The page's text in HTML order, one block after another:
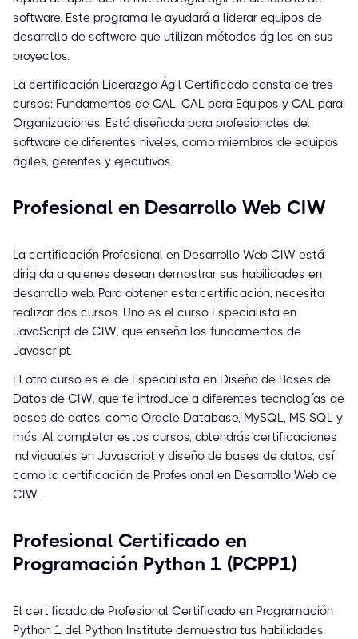
software. Este programa le ayudará a liderar equipos de
desarrollo de software que utilizan métodos ágiles en sus
proyectos.
La certificación Liderazgo Ágil Certificado consta de tres
cursos: Fundamentos de CAL, CAL para Equipos y CAL para
Organizaciones. Está diseñada para profesionales del
software de diferentes niveles, como miembros de equipos
ágiles, gerentes y ejecutivos.
Profesional en Desarrollo Web CIW
La certificación Profesional en Desarrollo Web CIW está
dirigida a quienes desean demostrar sus habilidades en
desarrollo web. Para obtener esta certificación, necesita
realizar dos cursos. Uno es el curso Especialista en
JavaScript de CIW, que enseña los fundamentos de
Javascript.
El otro curso es el de Especialista en Diseño de Bases de
Datos de CIW, que te introduce a diferentes tecnologías de
bases de datos, como Oracle Database, MySQL, MS SQL y
más. Al completar estos cursos, obtendrás certificaciones
individuales en Javascript y diseño de bases de datos, así
como la certificación de Profesional en Desarrollo Web de
CIW.
Profesional Certificado en
Programación Python 1 (PCPP1)
El certificado de Profesional Certificado en Programación
Python 1 del Python Institute demuestra tus habilidades